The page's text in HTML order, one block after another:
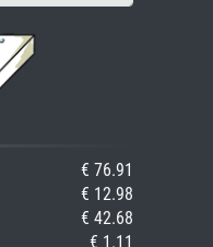
€ 76.91
€ 12.98
€ 42.68
€ 1.11